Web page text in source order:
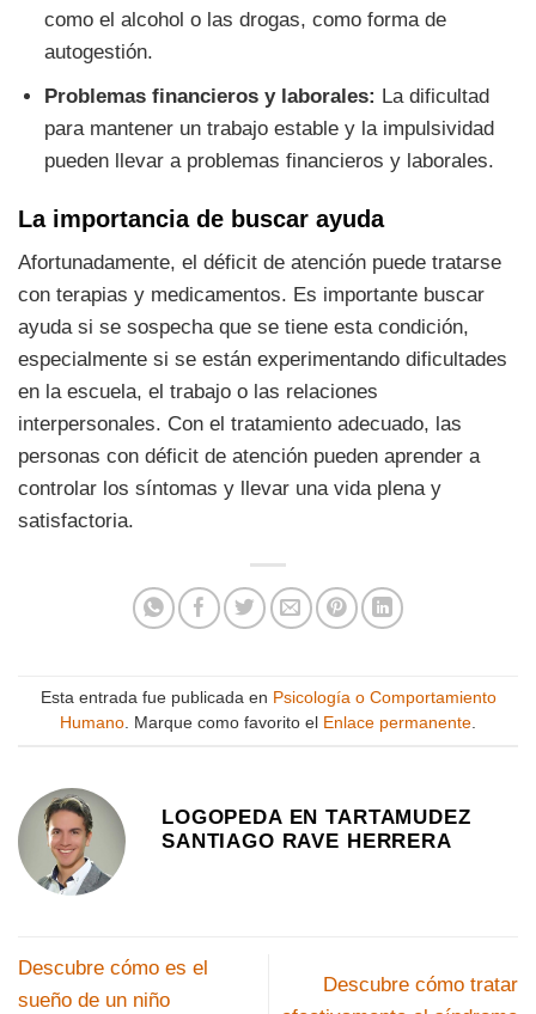
como el alcohol o las drogas, como forma de
autogestión.
Problemas financieros y laborales: La dificultad
para mantener un trabajo estable y la impulsividad
pueden llevar a problemas financieros y laborales.
La importancia de buscar ayuda
Afortunadamente, el déficit de atención puede tratarse
con terapias y medicamentos. Es importante buscar
ayuda si se sospecha que se tiene esta condición,
especialmente si se están experimentando dificultades
en la escuela, el trabajo o las relaciones
interpersonales. Con el tratamiento adecuado, las
personas con déficit de atención pueden aprender a
controlar los síntomas y llevar una vida plena y
satisfactoria.
Esta entrada fue publicada en Psicología o Comportamiento
Humano. Marque como favorito el Enlace permanente.
LOGOPEDA EN TARTAMUDEZ
SANTIAGO RAVE HERRERA
Descubre cómo es el
sueño de un niño
Descubre cómo tratar